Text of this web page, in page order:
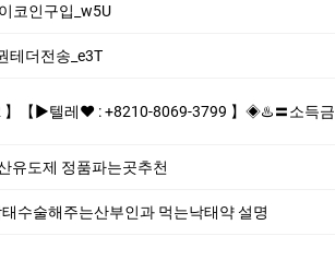
코인구입_w5U
테더전송_e3T
,잔액증명서위조,입출금내역,납세증명제작/위조업체〓통장잔액포토샵 -빠른제작/확실
유도제 정품파는곳추천
수술해주는산부인과 먹는낙­태약 설명